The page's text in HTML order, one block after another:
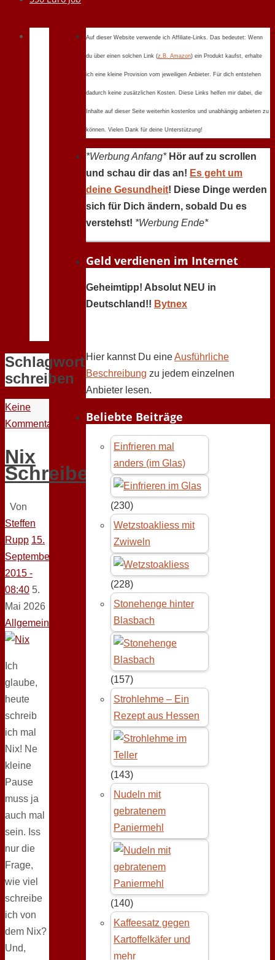
Schlagwort:
schreiben
Keine
Kommentare
Nix
Schreiben
Von
Steffen
Rupp 15.
September
2015 -
08:40 5.
Mai 2026
Allgemein
Ich
glaube,
heute
schreib
ich mal
Nix! Ne
kleine
Pause
muss ja
auch mal
sein. Iss
nur die
Frage,
wie viel
schreibe
ich von
dem Nix?
Und,
Auf dieser Website verwende ich Affiliate-Links. Das bedeutet: Wenn
du über einen solchen Link (z.B. Amazon) ein Produkt kaufst, erhalte
ich eine kleine Provision vom jeweiligen Anbieter. Für dich entstehen
dadurch keine zusätzlichen Kosten. Diese Links helfen mir dabei, die
Inhalte auf dieser Seite weiterhin kostenlos und unabhängig anbieten zu
können. Vielen Dank für deine Unterstützung!
*Werbung Anfang* Hör auf zu scrollen
und schau dir das an! Es geht um
deine Gesundheit! Diese Dinge werden
sich für Dich ändern, sobald Du es
verstehst! *Werbung Ende*
Geld verdienen im Internet
Geheimtipp! Absolut NEU in
Deutschland!! Bytnex
Hier kannst Du eineAusführliche
Beschreibung zu jedem einzelnen
Anbieter lesen.
Beliebte Beiträge
Einfrieren mal
anders (im Glas)
(230)
Wetzstoakliess mit
Zwiweln
(228)
Stonehenge hinter
Blasbach
(157)
Strohlehme – Ein
Rezept aus Hessen
(143)
Nudeln mit
gebratenem
Paniermehl
(140)
Kaffeesatz gegen
Kartoffelkäfer und
mehr